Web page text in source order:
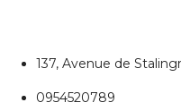
137, Avenue de
0954520789